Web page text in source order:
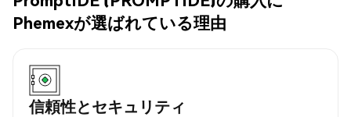
Phemexが選ばれている理由
信頼性とセキュリティ